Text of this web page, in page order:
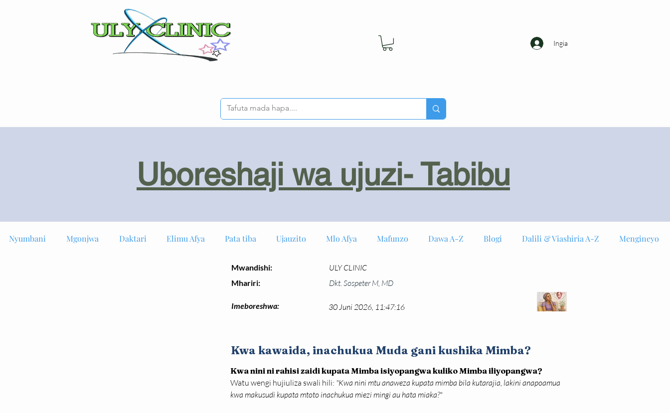
Ingia
Uboreshaji wa ujuzi- Tabibu
Nyumbani Mgonjwa Daktari Elimu Afya Pata tiba Ujauzito Mlo Afya Mafunzo Dawa A-Z Blogi Dalili & Viashiria A-Z Mengineyo
Mwandishi:
Mhariri:
ULY CLINIC
Dkt. Sospeter M, MD
30 Juni 2026, 11:47:16
Kwa kawaida, inachukua Muda gani kushika Mimba?
Imeboreshwa:
Kwa nini ni rahisi zaidi kupata Mimba isiyopangwa kuliko Mimba iliyopangwa?
Watu wengi hujiuliza swali hili: "Kwa nini mtu anaweza kupata mimba bila kutarajia, lakini anapoamua
kwa makusudi kupata mtoto inachukua miezi mingi au hata miaka?"